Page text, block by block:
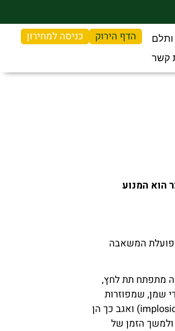
ותלם
קשר
הדף הירוק כניסה למחירון
הוא המנוע
פועלת המשאבה
מתפתח תת לחץ,
שמן, שמפוזרות
בשמן. לאחר שהשמן עבר במשאבה מאיזור היניקה לאיזור הלחץ, הבועיות מתפוצצות לתוך עצמן (implosion) ואגב כך הן
הזמן של